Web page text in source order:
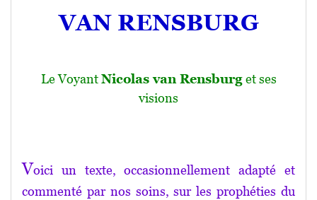
VAN RENSBURG
Le VoyantNicolas van Rensburget ses
visions
Voici un texte, occasionnellement adapté et
commenté par nos soins, sur les prophéties du